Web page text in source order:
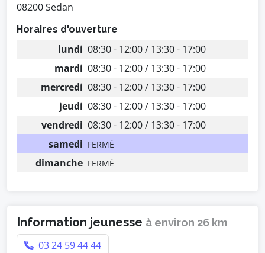
08200 Sedan
Horaires d'ouverture
lundi 08:30 - 12:00 / 13:30 - 17:00
mardi 08:30 - 12:00 / 13:30 - 17:00
mercredi 08:30 - 12:00 / 13:30 - 17:00
jeudi 08:30 - 12:00 / 13:30 - 17:00
vendredi 08:30 - 12:00 / 13:30 - 17:00
samedi FERMÉ
dimanche FERMÉ
Information jeunesse à environ 26 km
03 24 59 44 44